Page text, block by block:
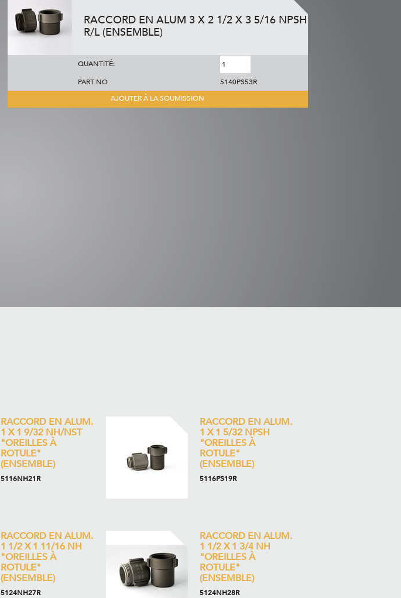
RACCORD EN ALUM 3 X 2 1/2 X 3 5/16 NPSH
R/L (ENSEMBLE)
QUANTITÉ:
PART NO
5140PS53R
AJOUTER À LA SOUMISSION
RACCORD EN ALUM.
1 X 1 9/32 NH/NST
"OREILLES À
ROTULE"
(ENSEMBLE)
5116NH21R
RACCORD EN ALUM.
1 X 1 5/32 NPSH
"OREILLES À
ROTULE"
(ENSEMBLE)
5116PS19R
RACCORD EN ALUM.
1 1/2 X 1 11/16 NH
"OREILLES À
ROTULE"
(ENSEMBLE)
5124NH27R
RACCORD EN ALUM.
1 1/2 X 1 3/4 NH
"OREILLES À
ROTULE"
(ENSEMBLE)
5124NH28R